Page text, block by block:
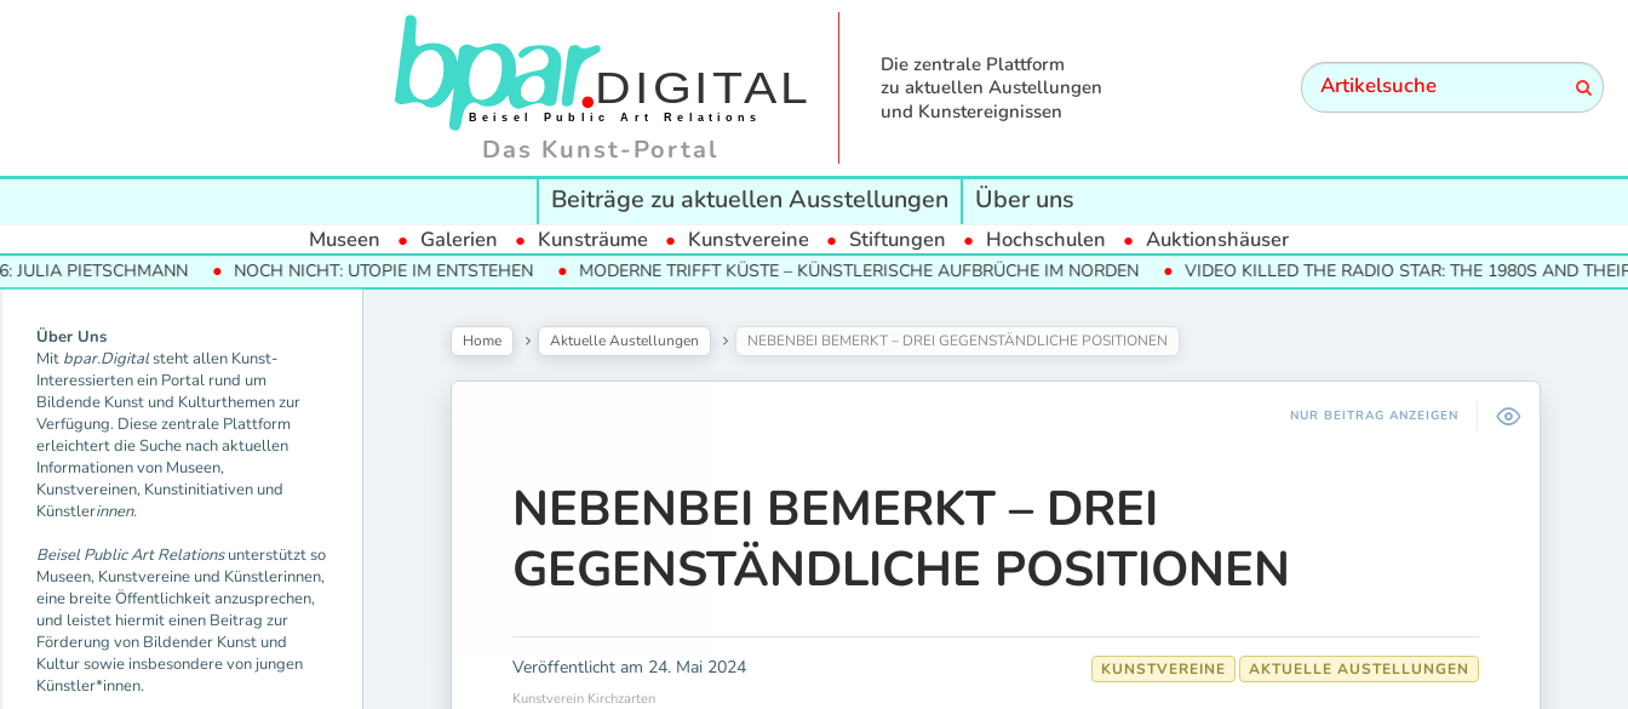
Das Kunst-Portal
Die zentrale Plattform
zu aktuellen Austellungen
und Kunstereignissen
Beiträge zu aktuellen Ausstellungen Über uns
Museen Galerien Kunsträume Kunstvereine Stiftungen Hochschulen Auktionshäuser
NOCH NICHT: UTOPIE IM ENTSTEHEN MODERNE TRIFFT KÜSTE – KÜNSTLERISCHE AUFBRÜCHE IM NORDEN VIDEO KILLED THE RADIO STAR: THE 1980S AND THEIR
Über Uns
Mit bpar.Digitalsteht allen Kunst-
Interessierten ein Portal rund um
Bildende Kunst und Kulturthemen zur
Verfügung. Diese zentrale Plattform
erleichtert die Suche nach aktuellen
Informationen von Museen,
Kunstvereinen, Kunstinitiativen und
Künstlerinnen.
Beisel Public Art Relationsunterstützt so
Museen, Kunstvereine und Künstlerinnen,
eine breite Öffentlichkeit anzusprechen,
und leistet hiermit einen Beitrag zur
Förderung von Bildender Kunst und
Kultur sowie insbesondere von jungen
Künstler*innen.
Home Aktuelle Austellungen NEBENBEI BEMERKT – DREI GEGENSTÄNDLICHE POSITIONEN
NUR BEITRAG ANZEIGEN
NEBENBEI BEMERKT – DREI
GEGENSTÄNDLICHE POSITIONEN
Veröffentlicht am 24. Mai 2024 AKTUELLE AUSTELLUNGEN
KUNSTVEREINE
Kunstverein Kirchzarten